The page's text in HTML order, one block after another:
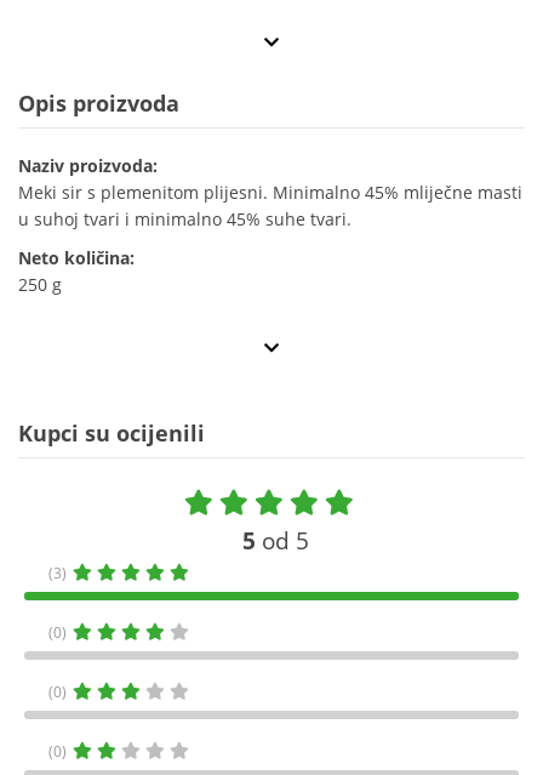
Opis proizvoda
Naziv proizvoda:
Meki sir s plemenitom plijesni. Minimalno 45% mliječne masti
u suhoj tvari i minimalno 45% suhe tvari.
Neto količina:
250 g
Kupci su ocijenili
5 od 5
(3)
(0)
(0)
(0)